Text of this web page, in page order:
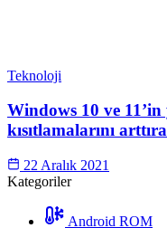
Teknoloji
Windows 10 ve 11’in
kısıtlamalarını
22 Aralık 2021
Kategoriler
Android ROM